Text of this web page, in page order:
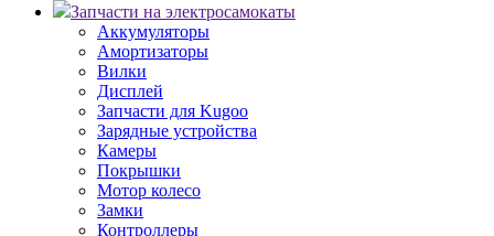
Запчасти на электросамокаты
Аккумуляторы
Амортизаторы
Вилки
Дисплей
Запчасти для Kugoo
Зарядные устройства
Камеры
Покрышки
Мотор колесо
Замки
Контроллеры